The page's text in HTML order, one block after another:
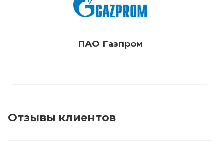
ПАО Газпром
Отзывы клиентов